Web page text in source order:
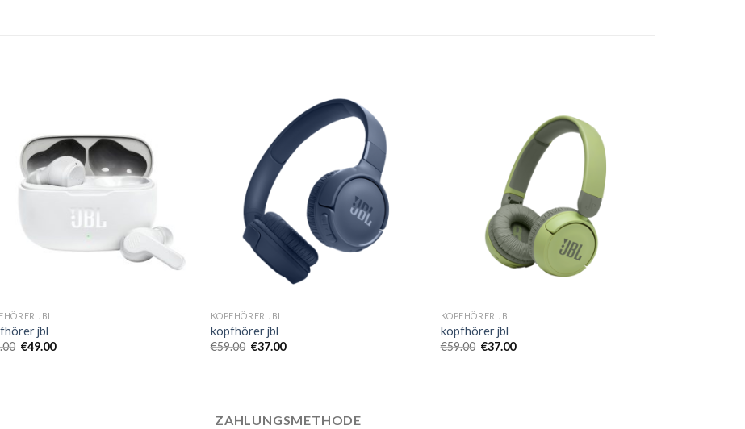
JBL
jbl
€49.00
KOPFHÖRER JBL
kopfhörer jbl
€59.00 €37.00
KOPFHÖRER JBL
kopfhörer jbl
€59.00 €37.00
ZAHLUNGSMETHODE